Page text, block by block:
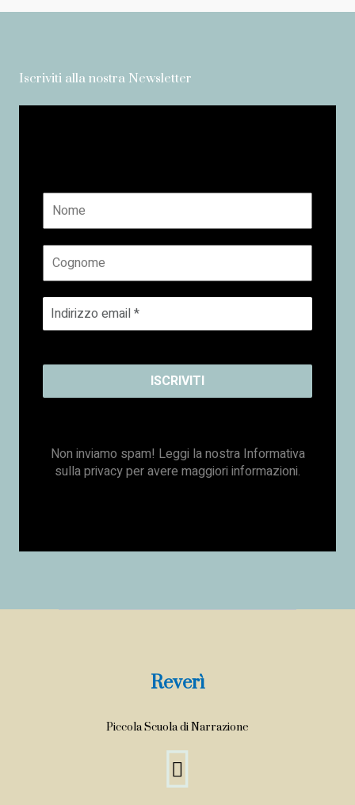
Iscriviti alla nostra Newsletter
Non inviamo spam! Leggi la nostra Informativa
sulla privacyper avere maggiori informazioni.
Reverì
Piccola Scuola di Narrazione